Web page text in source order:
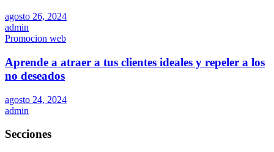
agosto 26, 2024
admin
Promocion web
Aprende a atraer a tus clientes ideales y repeler a los
no deseados
agosto 24, 2024
admin
Secciones